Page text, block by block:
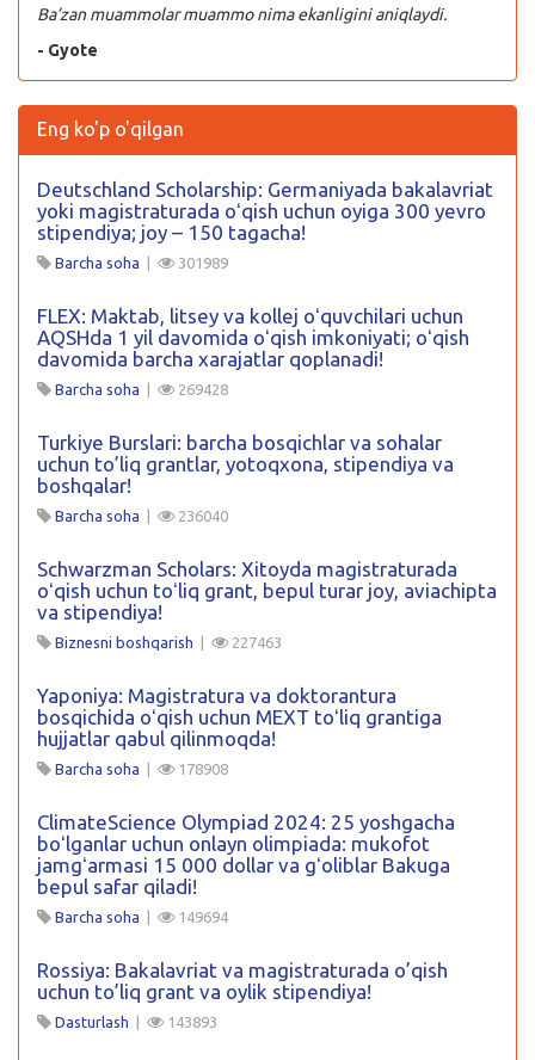
Ba’zan muammolar muammo nima ekanligini aniqlaydi.
- Gyote
Eng ko'p o'qilgan
Deutschland Scholarship: Germaniyada bakalavriat
yoki magistraturada oʻqish uchun oyiga 300 yevro
stipendiya; joy – 150 tagacha!
Barcha soha | 301989
FLEX: Maktab, litsey va kollej oʻquvchilari uchun
AQSHda 1 yil davomida oʻqish imkoniyati; oʻqish
davomida barcha xarajatlar qoplanadi!
Barcha soha | 269428
Turkiye Burslari: barcha bosqichlar va sohalar
uchun to’liq grantlar, yotoqxona, stipendiya va
boshqalar!
Barcha soha | 236040
Schwarzman Scholars: Xitoyda magistraturada
oʻqish uchun toʻliq grant, bepul turar joy, aviachipta
va stipendiya!
Biznesni boshqarish | 227463
Yaponiya: Magistratura va doktorantura
bosqichida oʻqish uchun MEXT toʻliq grantiga
hujjatlar qabul qilinmoqda!
Barcha soha | 178908
ClimateScience Olympiad 2024: 25 yoshgacha
boʻlganlar uchun onlayn olimpiada: mukofot
jamgʻarmasi 15 000 dollar va gʻoliblar Bakuga
bepul safar qiladi!
Barcha soha | 149694
Rossiya: Bakalavriat va magistraturada o’qish
uchun to’liq grant va oylik stipendiya!
Dasturlash | 143893